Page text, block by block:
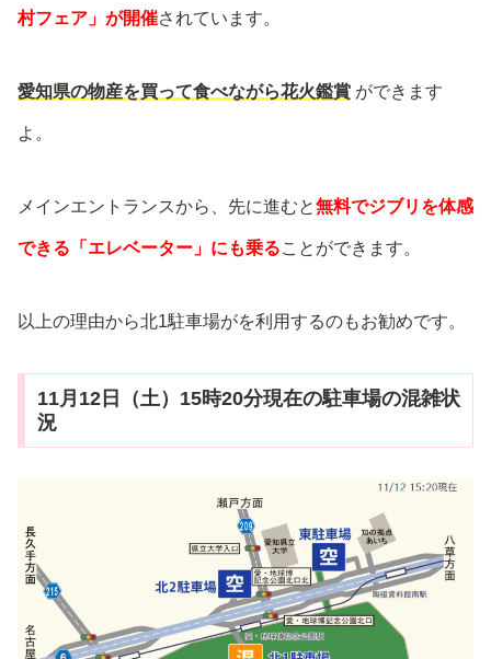
村フェア」が開催されています。
愛知県の物産を買って食べながら花火鑑賞 ができます
よ。
メインエントランスから、先に進むと無料でジブリを体感
できる「エレベーター」にも乗ることができます。
以上の理由から北1駐車場がを利用するのもお勧めです。
11月12日（土）15時20分現在の駐車場の混雑状
況